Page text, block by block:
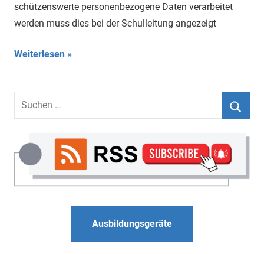
schützenswerte personenbezogene Daten verarbeitet
werden muss dies bei der Schulleitung angezeigt
Weiterlesen
Suchen
nach:
Ausbildungsgeräte